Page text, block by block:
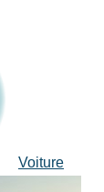
Voiture